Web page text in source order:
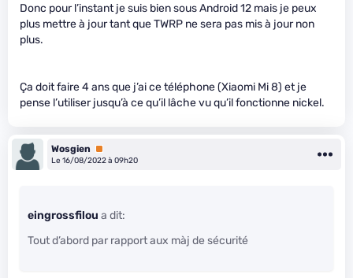
Donc pour l’instant je suis bien sous Android 12 mais je peux
plus mettre à jour tant que TWRP ne sera pas mis à jour non
plus.
Ça doit faire 4 ans que j’ai ce téléphone (Xiaomi Mi 8) et je
pense l’utiliser jusqu’à ce qu’il lâche vu qu’il fonctionne nickel.
Wosgien
Premium
Le 16/08/2022 à 09h20
eingrossfilou a dit:
Tout d’abord par rapport aux màj de sécurité